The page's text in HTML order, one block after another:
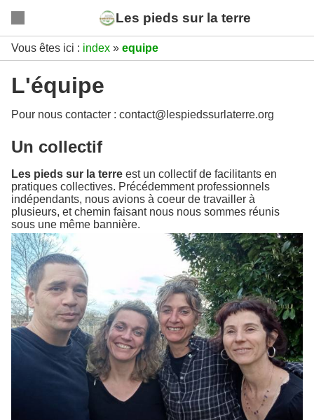
Les pieds sur la terre
Vous êtes ici : index » equipe
L'équipe
Pour nous contacter : contact@lespiedssurlaterre.org
Un collectif
Les pieds sur la terre est un collectif de facilitants en
pratiques collectives. Précédemment professionnels
indépendants, nous avions à coeur de travailler à
plusieurs, et chemin faisant nous nous sommes réunis
sous une même bannière.